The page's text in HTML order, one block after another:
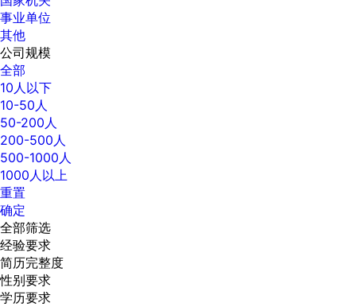
事业单位
其他
公司规模
全部
10人以下
10-50人
50-200人
200-500人
500-1000人
1000人以上
重置
确定
全部筛选
经验要求
简历完整度
性别要求
学历要求